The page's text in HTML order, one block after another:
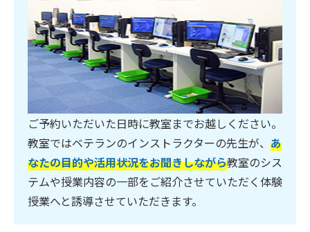
ご予約いただいた日時に教室までお越しください。
教室ではベテランのインストラクターの先生が、 あ
なたの目的や活用状況をお聞きしながら教室のシス
テムや授業内容の一部をご紹介させていただく体験
授業へと誘導させていただきます。